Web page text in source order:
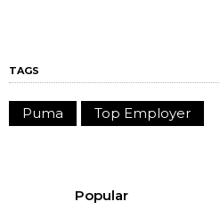
TAGS
Puma Top Employer
Popular